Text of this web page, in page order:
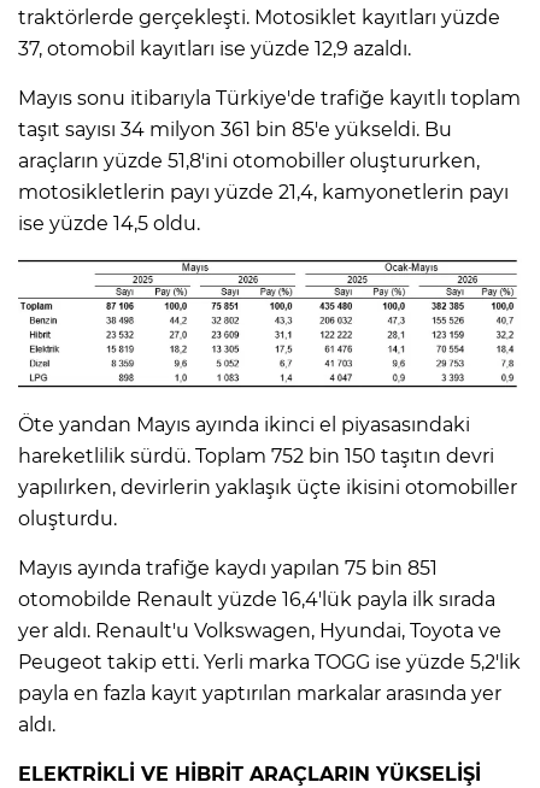
traktörlerde gerçekleşti. Motosiklet kayıtları yüzde
37, otomobil kayıtları ise yüzde 12,9 azaldı.
Mayıs sonu itibarıyla Türkiye'de trafiğe kayıtlı toplam
taşıt sayısı 34 milyon 361 bin 85'e yükseldi. Bu
araçların yüzde 51,8'ini otomobiller oluştururken,
motosikletlerin payı yüzde 21,4, kamyonetlerin payı
ise yüzde 14,5 oldu.
Öte yandan Mayıs ayında ikinci el piyasasındaki
hareketlilik sürdü. Toplam 752 bin 150 taşıtın devri
yapılırken, devirlerin yaklaşık üçte ikisini otomobiller
oluşturdu.
Mayıs ayında trafiğe kaydı yapılan 75 bin 851
otomobilde Renault yüzde 16,4'lük payla ilk sırada
yer aldı. Renault'u Volkswagen, Hyundai, Toyota ve
Peugeot takip etti. Yerli marka TOGG ise yüzde 5,2'lik
payla en fazla kayıt yaptırılan markalar arasında yer
aldı.
ELEKTRİKLİ VE HİBRİT ARAÇLARIN YÜKSELİŞİ